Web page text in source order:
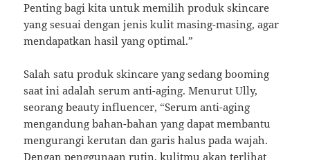
Penting bagi kita untuk memilih produk skincare
yang sesuai dengan jenis kulit masing-masing, agar
mendapatkan hasil yang optimal.”
Salah satu produk skincare yang sedang booming
saat ini adalah serum anti-aging. Menurut Ully,
seorang beauty influencer, “Serum anti-aging
mengandung bahan-bahan yang dapat membantu
mengurangi kerutan dan garis halus pada wajah.
Dengan penggunaan rutin, kulitmu akan terlihat